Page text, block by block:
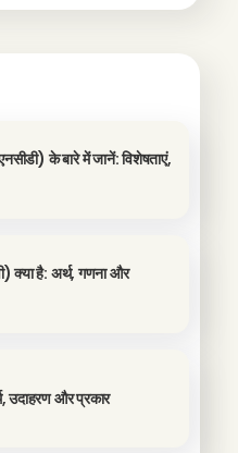
के बारे में जानें: विशेषताएं,
क्या है: अर्थ, गणना और
उदाहरण और प्रकार